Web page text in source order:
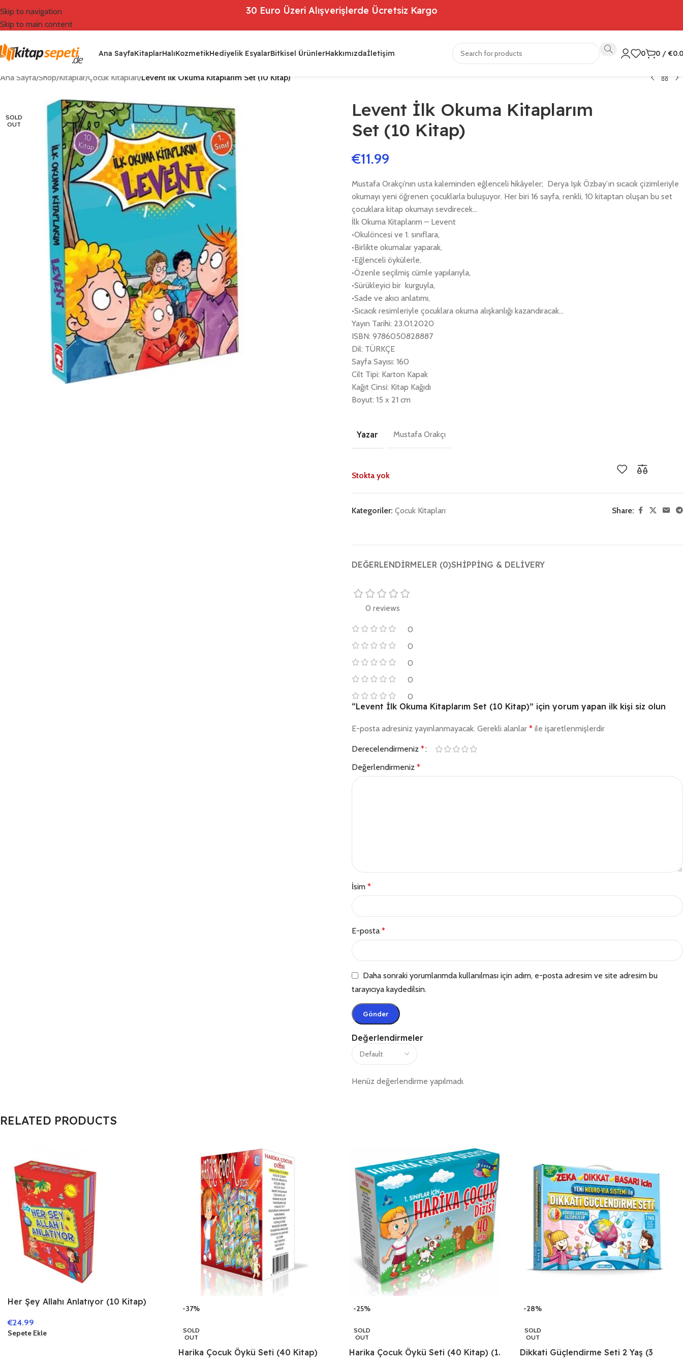
Skip to navigation
Skip to main content
30 Euro Üzeri Alışverişlerde Ücretsiz Kargo
Ana SayfaKitaplarHalıKozmetikHediyelik EsyalarBitkisel ÜrünlerHakkımızdaİletişim 0 0 / €
Ana Sayfa/Shop/Kitaplar/Çocuk Kitapları/Levent İlk Okuma Kitaplarım Set (10 Kitap)
SOLD
OUT
Levent İlk Okuma Kitaplarım
Set (10 Kitap)
€11.99
Mustafa Orakçı’nın usta kaleminden eğlenceli hikâyeler; Derya Işık Özbay’ın sıcacık çizimleriyle
okumayı yeni öğrenen çocuklarla buluşuyor. Her biri 16 sayfa, renkli, 10 kitaptan oluşan bu set
çocuklara kitap okumayı sevdirecek…
İlk Okuma Kitaplarım – Levent
•Okulöncesi ve 1. sınıflara,
•Birlikte okumalar yaparak,
•Eğlenceli öykülerle,
•Özenle seçilmiş cümle yapılarıyla,
•Sürükleyici bir kurguyla,
•Sade ve akıcı anlatımı,
•Sıcacık resimleriyle çocuklara okuma alışkanlığı kazandıracak…
Yayın Tarihi: 23.01.2020
ISBN: 9786050828887
Dil: TÜRKÇE
Sayfa Sayısı: 160
Cilt Tipi: Karton Kapak
Kağıt Cinsi: Kitap Kağıdı
Boyut: 15 x 21 cm
Yazar Mustafa Orakçı
Stokta yok
Kategoriler: Çocuk Kitapları Share:
DEĞERLENDIRMELER (0)SHIPPING & DELIVERY
0 reviews
0
0
0
0
0
Değerlendirmeler
Henüz değerlendirme yapılmadı.
“Levent İlk Okuma Kitaplarım Set (10 Kitap)” için yorum yapan ilk kişi siz olun
E-posta adresiniz yayınlanmayacak. Gerekli alanlar * ile işaretlenmişlerdir
Derecelendirmeniz *
Değerlendirmeniz *
İsim *
E-posta *
Daha sonraki yorumlarımda kullanılması için adım, e-posta adresim ve site adresim bu
tarayıcıya kaydedilsin.
RELATED PRODUCTS
Her Şey Allahı Anlatıyor (10 Kitap)
€24.99
Sepete Ekle
-37%
SOLD
OUT
Harika Çocuk Öykü Seti (40 Kitap)
-25%
SOLD
OUT
Harika Çocuk Öykü Seti (40 Kitap) (1.
-28%
SOLD
OUT
Dikkati Güçlendirme Seti 2 Yaş (3